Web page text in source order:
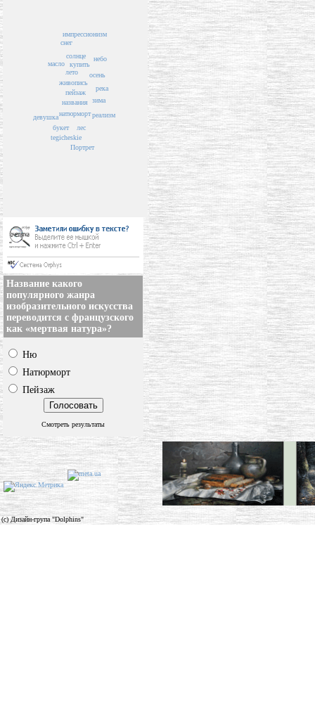
пейзаж
названия
живопись
лето
натюрморт
купить
солнце
лес
зима
осень
букет
масло
река
снег
tegicheskie
реализм
небо
импрессионизм
Портрет
девушка
Название какого
популярного жанра
изобразительного искусства
переводится с французского
как «мертвая натура»?
Ню
Натюрморт
Пейзаж
Смотреть результаты
(c) Дизайн-група "Dolphins"